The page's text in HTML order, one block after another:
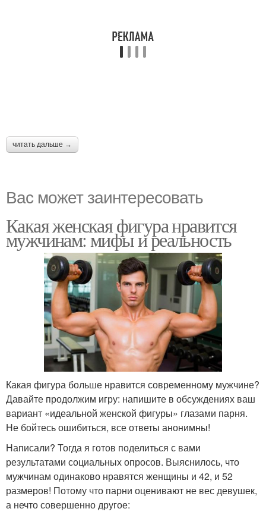
читать дальше →
Вас может заинтересовать
Какая женская фигура нравится
мужчинам: мифы и реальность
Какая фигура больше нравится современному мужчине?
Давайте продолжим игру: напишите в обсуждениях ваш
вариант «идеальной женской фигуры» глазами парня.
Не бойтесь ошибиться, все ответы анонимны!
Написали? Тогда я готов поделиться с вами
результатами социальных опросов. Выяснилось, что
мужчинам одинаково нравятся женщины и 42, и 52
размеров! Потому что парни оценивают не вес девушек,
а нечто совершенно другое: